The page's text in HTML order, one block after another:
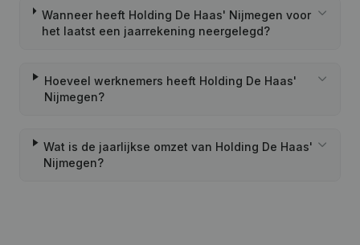
Wanneer heeft Holding De Haas' Nijmegen voor
het laatst een jaarrekening neergelegd?
Hoeveel werknemers heeft Holding De Haas'
Nijmegen?
Wat is de jaarlijkse omzet van Holding De Haas'
Nijmegen?